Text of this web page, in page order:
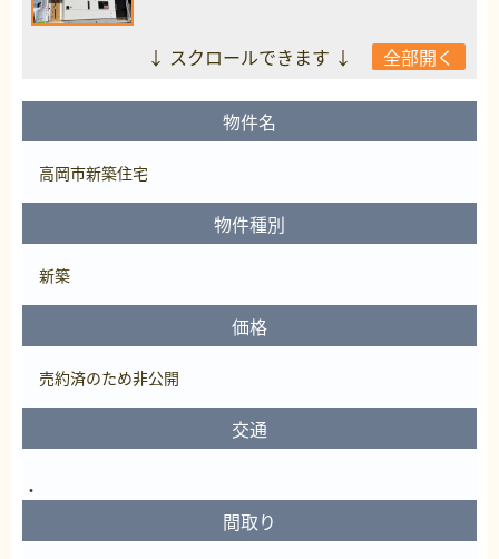
↓ スクロールできます ↓ 全部開く
物件名
高岡市新築住宅
物件種別
新築
価格
売約済のため非公開
交通
間取り